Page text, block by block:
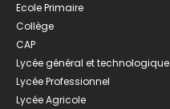
Ecole Primaire
Collège
CAP
Lycée général et technologique
Lycée Professionnel
Lycée Agricole